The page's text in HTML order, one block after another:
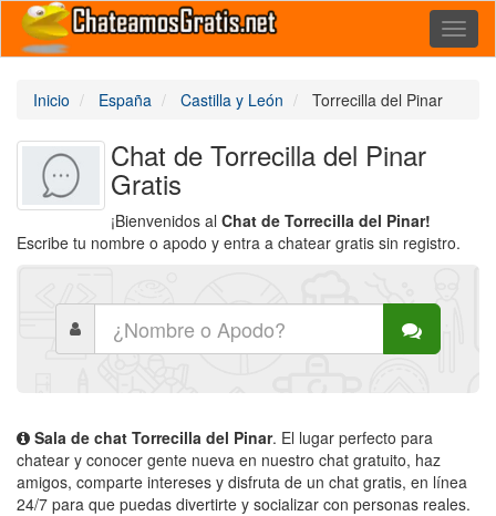
Inicio España Castilla y León Torrecilla del Pinar
Chat de Torrecilla del Pinar
Gratis
¡Bienvenidos al Chat de Torrecilla del Pinar!
Escribe tu nombre o apodo y entra a chatear gratis sin registro.
Sala de chat Torrecilla del Pinar. El lugar perfecto para
chatear y conocer gente nueva en nuestro chat gratuito, haz
amigos, comparte intereses y disfruta de un chat gratis, en línea
24/7 para que puedas divertirte y socializar con personas reales.